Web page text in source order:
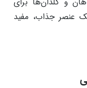
عنصر جذاب، مفید